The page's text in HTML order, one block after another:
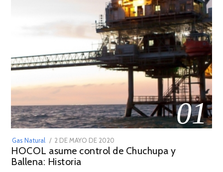
01
Gas Natural
POSTED
ON
2 DE MAYO DE 2020
DE
HOCOL asume control de Chuchupa y
Ballena: Historia